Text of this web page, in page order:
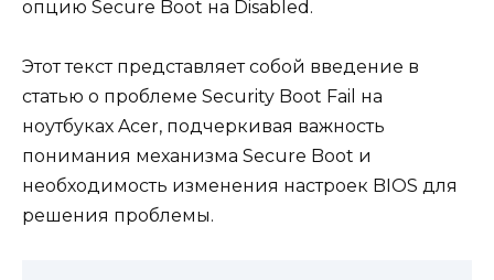
опцию Secure Boot на Disabled.
Этот текст представляет собой введение в
статью о проблеме Security Boot Fail на
ноутбуках Acer, подчеркивая важность
понимания механизма Secure Boot и
необходимость изменения настроек BIOS для
решения проблемы.